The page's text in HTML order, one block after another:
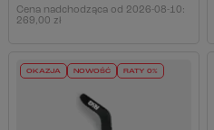
Cena nadchodząca od 2026-08-10:
269,00 zł
OKAZJA NOWOŚĆ RATY 0%